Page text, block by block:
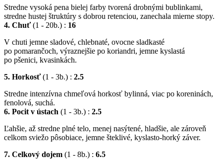
Stredne vysoká pena bielej farby tvorená drobnými bublinkami,
stredne hustej štruktúry s dobrou retenciou, zanechala mierne stopy.
4. Chuť(1 - 20b.) : 16
V chuti jemne sladové, chlebnaté, ovocne sladkasté
po pomarančoch, výraznejšie po koriandri, jemne kyslastá
po pšenici, kvasinkách.
5. Horkosť(1 - 3b.) : 2.5
Stredne intenzívna chmeľová horkosť bylinná, viac po koreninách,
fenolová, suchá.
6. Pocit v ústach (1 - 3b.) : 2.5
Ľahšie, až stredne plné telo, menej nasýtené, hladšie, ale zároveň
celkom sviežo pôsobiace, jemne šteklivé, kyslasto-horký záver.
7. Celkový dojem (1 - 8b.) : 6.5